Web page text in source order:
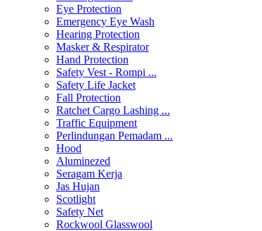
Eye Protection
Emergency Eye Wash
Hearing Protection
Masker & Respirator
Hand Protection
Safety Vest - Rompi ...
Safety Life Jacket
Fall Protection
Ratchet Cargo Lashing ...
Traffic Equipment
Perlindungan Pemadam ...
Hood
Aluminezed
Seragam Kerja
Jas Hujan
Scotlight
Safety Net
Rockwool Glasswool